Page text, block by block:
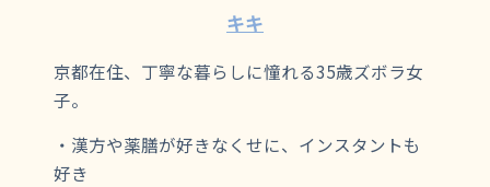
キキ
京都在住、丁寧な暮らしに憧れる35歳ズボラ女
子。
・漢方や薬膳が好きなくせに、インスタントも
好き